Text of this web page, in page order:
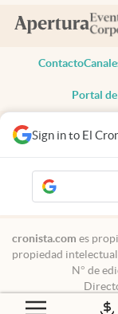
Sign in to El
Contacto
Portal
cronista.com es
propiedad
N° de